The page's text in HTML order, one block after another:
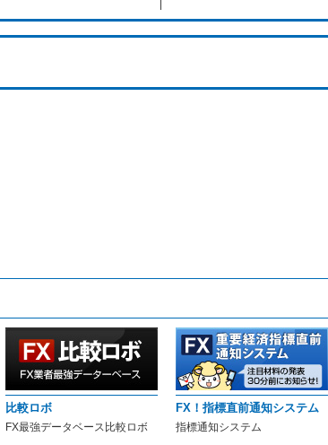
比較ロボ
FX最強データベース比較ロボ
FX！指標直前通知システム
指標通知システム